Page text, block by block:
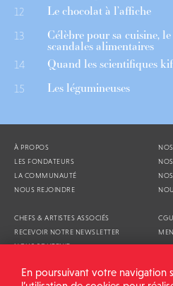
12 Le chocolat à l’affiche
13 Célèbre pour sa cuisine,
scandales alimentaires
14 Quand les scientifiques
15 Les légumineuses
À PROPOS
LES FONDATEURS
LA COMMUNAUTÉ
NOUS REJOINDRE
CHEFS & ARTISTES ASSOCIÉS
RECEVOIR NOTRE NEWSLETTER
NOUS SOUTENIR
CGU
En poursuivant votre navigation